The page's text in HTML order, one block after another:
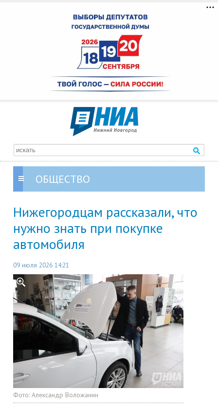
ОБЩЕСТВО
Нижегородцам рассказали, что
нужно знать при покупке
автомобиля
09 июля 2026 14:21
Фото: Александр Воложанин